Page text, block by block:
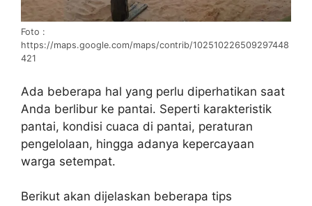
Foto :
https://maps.google.com/maps/contrib/102510226509297448
421
Ada beberapa hal yang perlu diperhatikan saat
Anda berlibur ke pantai. Seperti karakteristik
pantai, kondisi cuaca di pantai, peraturan
pengelolaan, hingga adanya kepercayaan
warga setempat.
Berikut akan dijelaskan beberapa tips